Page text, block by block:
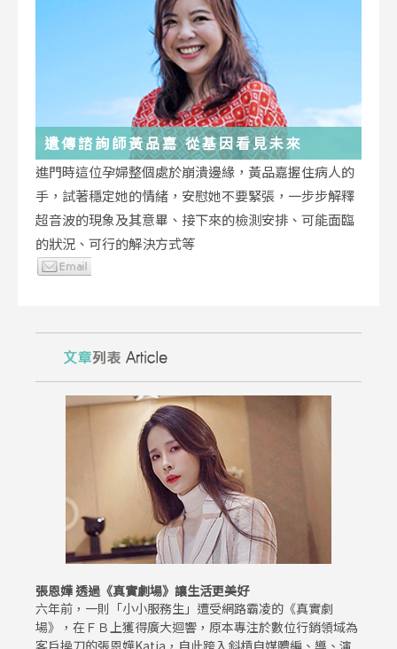
遺傳諮詢師黃品嘉 從基因看見未來
進門時這位孕婦整個處於崩潰邊緣，黃品嘉握住病人的
手，試著穩定她的情緒，安慰她不要緊張，一步步解釋
超音波的現象及其意畢、接下來的檢測安排、可能面臨
的狀況、可行的解決方式等
張恩嬅 透過《真實劇場》讓生活更美好
六年前，一則「小小服務生」遭受網路霸凌的《真實劇
場》，在ＦＢ上獲得廣大迴響，原本專注於數位行銷領域為
客戶操刀的張恩嬅Katia，自此跨入斜槓自媒體編、導、演